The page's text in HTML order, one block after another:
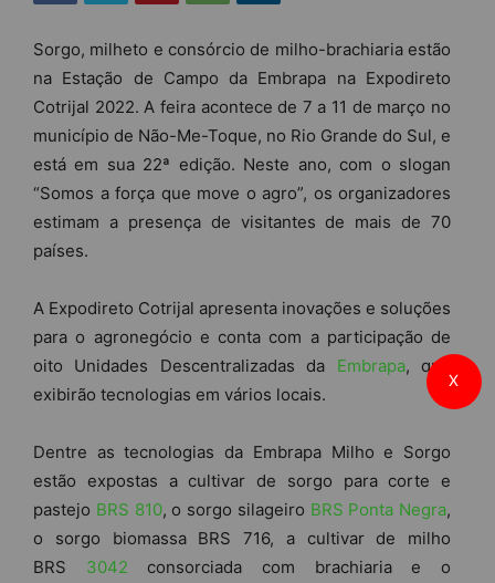
Sorgo, milheto e consórcio de milho-brachiaria estão
na Estação de Campo da Embrapa na Expodireto
Cotrijal 2022. A feira acontece de 7 a 11 de março no
município de Não-Me-Toque, no Rio Grande do Sul, e
está em sua 22ª edição. Neste ano, com o slogan
“Somos a força que move o agro”, os organizadores
estimam a presença de visitantes de mais de 70
países.
A Expodireto Cotrijal apresenta inovações e soluções
para o agronegócio e conta com a participação de
oito Unidades Descentralizadas da Embrapa, que
exibirão tecnologias em vários locais.
Dentre as tecnologias da Embrapa Milho e Sorgo
estão expostas a cultivar de sorgo para corte e
pastejo BRS 810, o sorgo silageiro BRS Ponta Negra,
o sorgo biomassa BRS 716, a cultivar de milho
BRS 3042 consorciada com brachiaria e o
X